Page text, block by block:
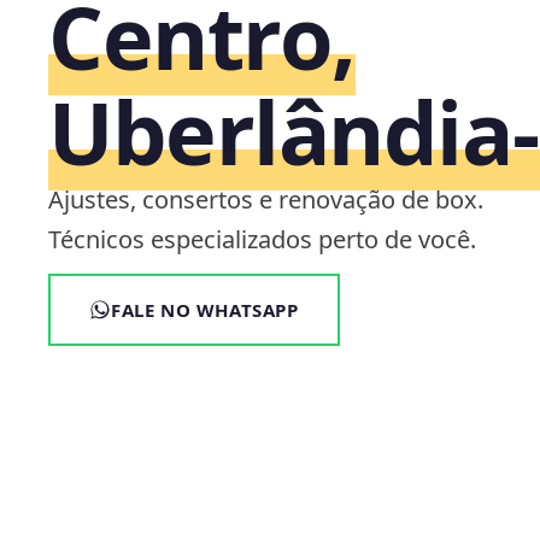
Centro,
Ajustes, consertos e renovação de box.
Técnicos especializados perto de você.
FALE NO WHATSAPP